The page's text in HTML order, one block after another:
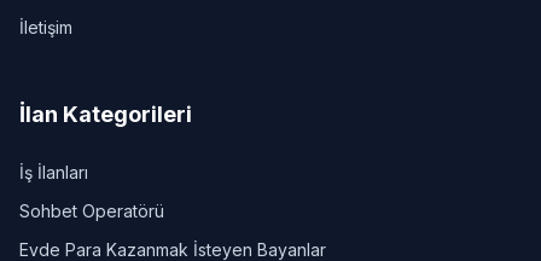
İletişim
İlan Kategorileri
İş İlanları
Sohbet Operatörü
Evde Para Kazanmak İsteyen Bayanlar